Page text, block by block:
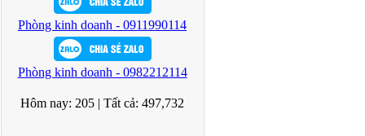
Phòng kinh doanh - 0911990114
Phòng kinh doanh - 0982212114
Hôm nay: 205 | Tất cả: 497,732